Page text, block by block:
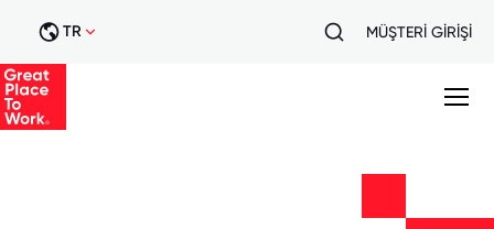
TR MÜŞTERİ GİRİŞİ